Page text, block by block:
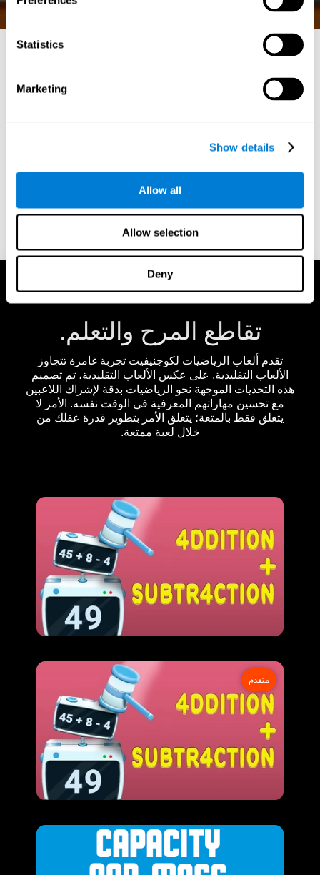
Statistics
Marketing
Show details
Allow all
Allow selection
Deny
ألعاب الرياضيات الممتعة:
تعلم مع تحفيز حدة الإدراك
كرائد في الجمع بين الترفيه والفوائد المعرفية. انغمس في عالم
اللعب مع علم التعزيز العقلي.
الابتداء
تقاطع المرح والتعلم.
تقدم ألعاب الرياضيات لكوجنيفيت تجربة غامرة تتجاوز
الألعاب التقليدية. على عكس الألعاب التقليدية، تم تصميم
هذه التحديات الموجهة نحو الرياضيات بدقة لإشراك اللاعبين
مع تحسين مهاراتهم المعرفية في الوقت نفسه. الأمر لا
يتعلق فقط بالمتعة؛ يتعلق الأمر بتطوير قدرة عقلك من
خلال لعبة ممتعة.
متقدم